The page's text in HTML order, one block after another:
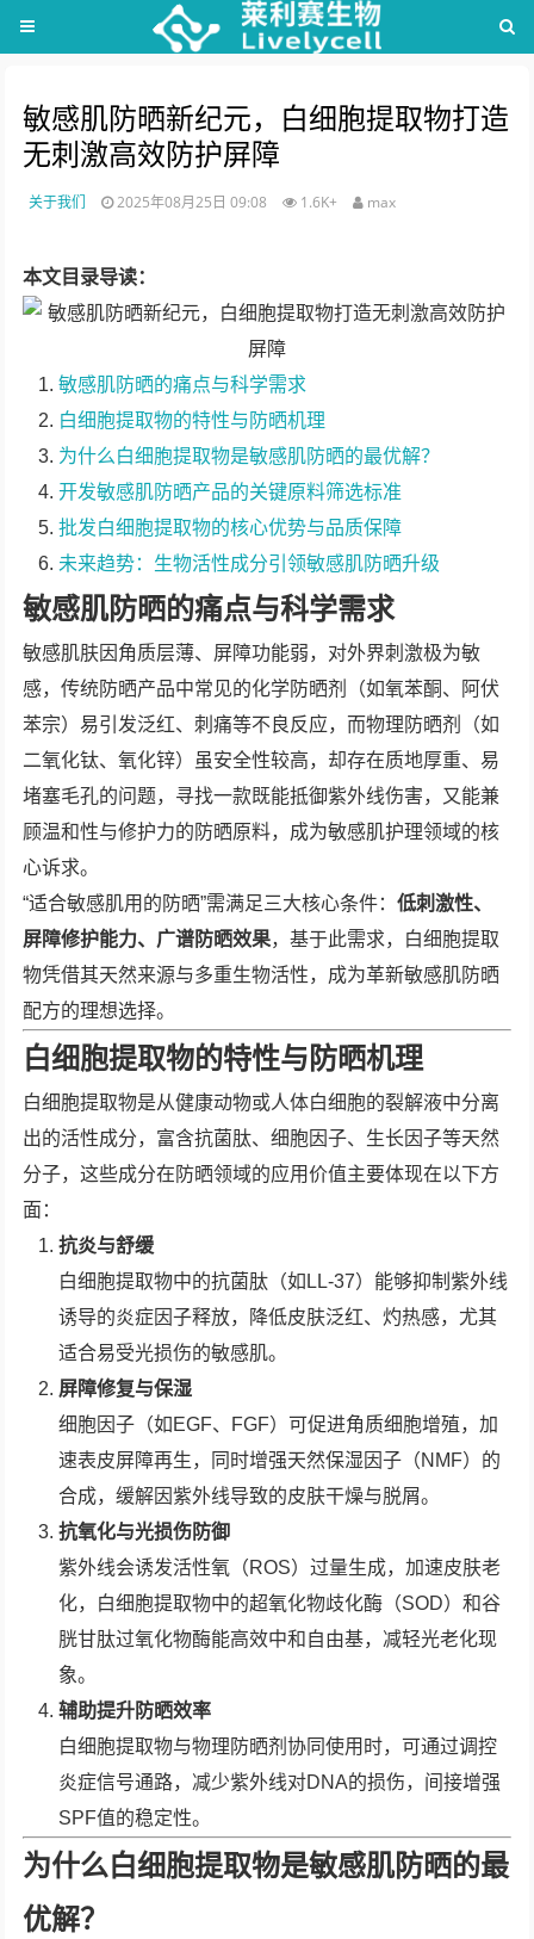
敏感肌防晒新纪元，白细胞提取物打造
无刺激高效防护屏障
关于我们 2025年08月25日 09:08 1.6K+ max
本文目录导读：
敏感肌防晒的痛点与科学需求
白细胞提取物的特性与防晒机理
为什么白细胞提取物是敏感肌防晒的最优解？
开发敏感肌防晒产品的关键原料筛选标准
批发白细胞提取物的核心优势与品质保障
未来趋势：生物活性成分引领敏感肌防晒升级
敏感肌防晒的痛点与科学需求
敏感肌肤因角质层薄、屏障功能弱，对外界刺激极为敏
感，传统防晒产品中常见的化学防晒剂（如氧苯酮、阿伏
苯宗）易引发泛红、刺痛等不良反应，而物理防晒剂（如
二氧化钛、氧化锌）虽安全性较高，却存在质地厚重、易
堵塞毛孔的问题，寻找一款既能抵御紫外线伤害，又能兼
顾温和性与修护力的防晒原料，成为敏感肌护理领域的核
心诉求。
“适合敏感肌用的防晒”需满足三大核心条件：低刺激性、
屏障修护能力、广谱防晒效果，基于此需求，白细胞提取
物凭借其天然来源与多重生物活性，成为革新敏感肌防晒
配方的理想选择。
白细胞提取物的特性与防晒机理
白细胞提取物是从健康动物或人体白细胞的裂解液中分离
出的活性成分，富含抗菌肽、细胞因子、生长因子等天然
分子，这些成分在防晒领域的应用价值主要体现在以下方
面：
抗炎与舒缓
白细胞提取物中的抗菌肽（如LL-37）能够抑制紫外线
诱导的炎症因子释放，降低皮肤泛红、灼热感，尤其
适合易受光损伤的敏感肌。
屏障修复与保湿
细胞因子（如EGF、FGF）可促进角质细胞增殖，加
速表皮屏障再生，同时增强天然保湿因子（NMF）的
合成，缓解因紫外线导致的皮肤干燥与脱屑。
抗氧化与光损伤防御
紫外线会诱发活性氧（ROS）过量生成，加速皮肤老
化，白细胞提取物中的超氧化物歧化酶（SOD）和谷
胱甘肽过氧化物酶能高效中和自由基，减轻光老化现
象。
辅助提升防晒效率
白细胞提取物与物理防晒剂协同使用时，可通过调控
炎症信号通路，减少紫外线对DNA的损伤，间接增强
SPF值的稳定性。
为什么白细胞提取物是敏感肌防晒的最
优解？